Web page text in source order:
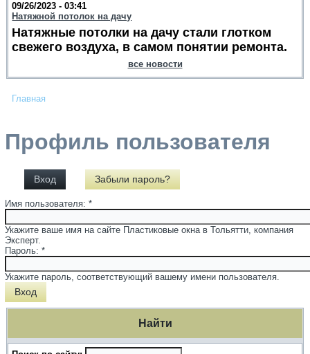
09/26/2023 - 03:41
Натяжной потолок на дачу
Натяжные потолки на дачу стали глотком
свежего воздуха, в самом понятии ремонта.
все новости
Главная
Профиль пользователя
Вход Забыли пароль?
Имя пользователя:*
Укажите ваше имя на сайте Пластиковые окна в Тольятти, компания
Эксперт.
Пароль:*
Укажите пароль, соответствующий вашему имени пользователя.
Найти